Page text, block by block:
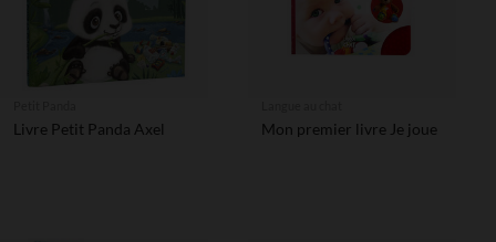
Livre Petit Panda Axel Mon premier livre Je joue